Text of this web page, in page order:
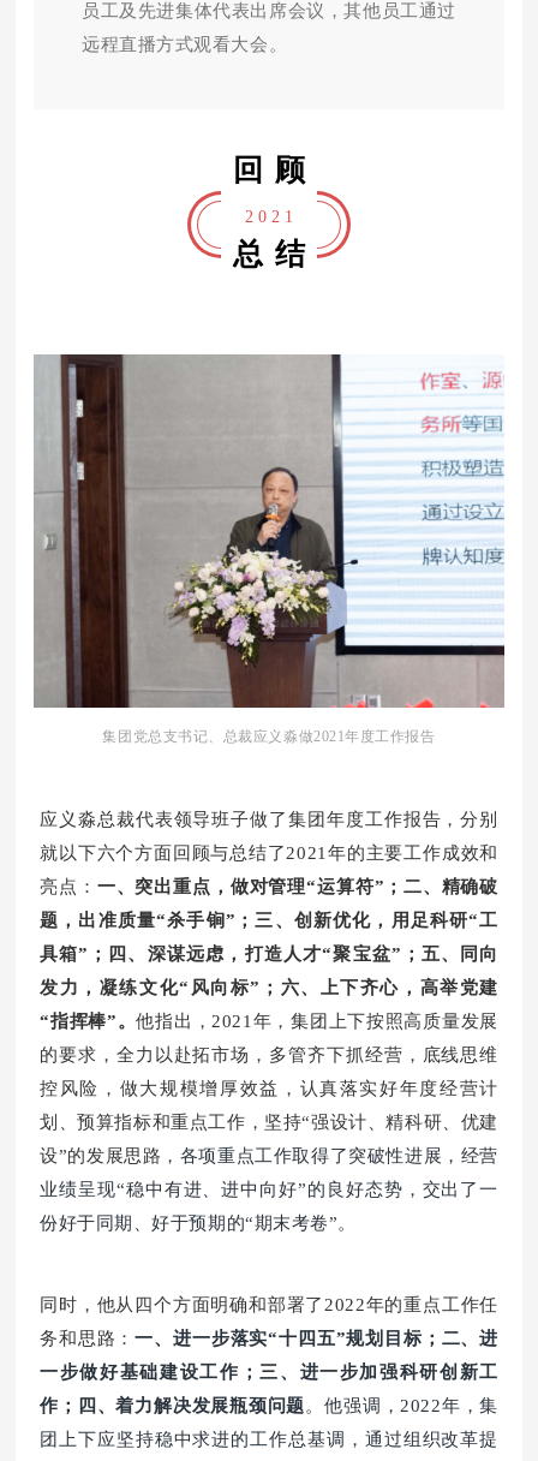
员工及 先进集体代表出席会议，其他员工通过
远程直播方式观看大会。
回顾
2 0 2 1
总结
集团党总支书记、总裁应义淼做2021年度工作报告
应义淼总裁代表领导班子做了集团 年度工作报告，分别
就以下六个方面回顾与总结了2021年的主要工作成效和
亮点 ： 一、突出重点，做对管理“运算符”；二、精确破
题，出准质量“杀手锏”；三、创新优化，用足科研“工
具箱”；四、深谋远虑，打造人才“聚宝盆”；五、同向
发力，凝练文化“风向标”；六、上下齐心，高举党建
“指挥棒”。他指出， 2021年，集团上下按照高质量发展
的要求，全力以赴拓市场，多管齐下抓经营，底线思维
控风险，做大规模增厚效益，认真落实好年度经营计
划、预算指标和重点工作，坚持“强设计、精科研、优建
设”的发展思路， 各项重点工作取得了突破性进展，经营
业绩呈现“稳中有进、进中向好”的良好态势，交出了一
份好于同期、好于预期的“期末考卷”。
同时，他从四个方面明确和部署了2022年的重点工作任
务和思路：一、进一步落实“十四五”规划目标；二、进
一步做好基础建设工作；三、进一步加强科研创新工
作；四、着力解决发展瓶颈问题。他强调，2022年 ，集
团上下应坚持稳中求进的工作总基调， 通过组织改革提